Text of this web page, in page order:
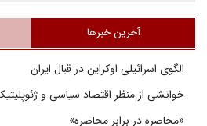
آخرین خبرها
الگوی اسرائیلی اوکراین در قبال ایران
خوانشی از منظر اقتصاد سیاسی و
«محاصره در برابر محاصره»